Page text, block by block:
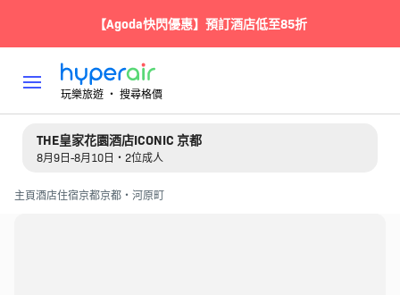
【Agoda快閃優惠】預訂酒店低至85折
玩樂旅遊 ‧ 搜尋格價
THE皇家花園酒店ICONIC 京都
8月9日-8月10日・2位成人
主頁酒店住宿京都京都・河原町